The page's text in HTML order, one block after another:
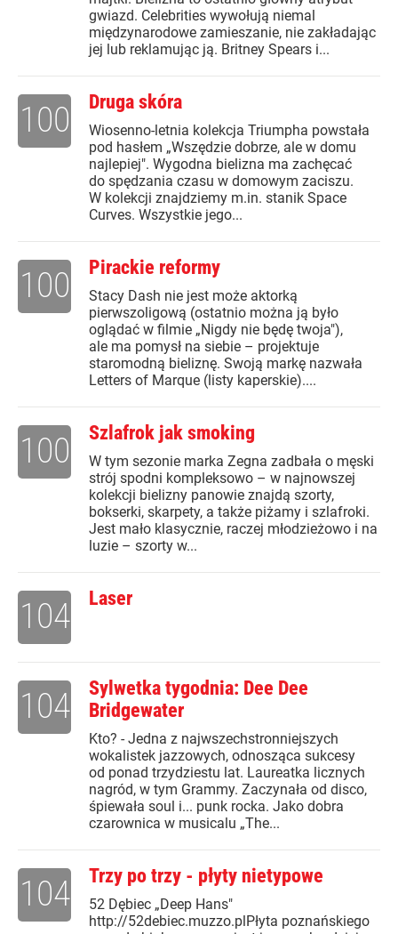
gwiazd. Celebrities wywołują niemal
międzynarodowe zamieszanie, nie zakładając
jej lub reklamując ją. Britney Spears i...
Druga skóra
Wiosenno-letnia kolekcja Triumpha powstała
pod hasłem „Wszędzie dobrze, ale w domu
najlepiej". Wygodna bielizna ma zachęcać
do spędzania czasu w domowym zaciszu.
W kolekcji znajdziemy m.in. stanik Space
Curves. Wszystkie jego...
100
Pirackie reformy
Stacy Dash nie jest może aktorką
pierwszoligową (ostatnio można ją było
oglądać w filmie „Nigdy nie będę twoja"),
ale ma pomysł na siebie – projektuje
staromodną bieliznę. Swoją markę nazwała
Letters of Marque (listy kaperskie)....
100
Szlafrok jak smoking
W tym sezonie marka Zegna zadbała o męski
strój spodni kompleksowo – w najnowszej
kolekcji bielizny panowie znajdą szorty,
bokserki, skarpety, a także piżamy i szlafroki.
Jest mało klasycznie, raczej młodzieżowo i na
luzie – szorty w...
100
Laser
104
Sylwetka tygodnia: Dee Dee
Bridgewater
Kto? - Jedna z najwszechstronniejszych
wokalistek jazzowych, odnosząca sukcesy
od ponad trzydziestu lat. Laureatka licznych
nagród, w tym Grammy. Zaczynała od disco,
śpiewała soul i... punk rocka. Jako dobra
czarownica w musicalu „The...
104
Trzy po trzy - płyty nietypowe
52 Dębiec „Deep Hans"
http://52debiec.muzzo.plPłyta poznańskiego
104